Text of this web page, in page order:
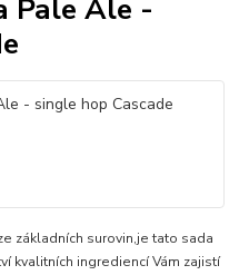
Pale Ale -
základních surovin,je tato sada
kvalitních ingrediencí Vám zajistí